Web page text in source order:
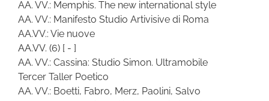
AA. VV.: Memphis. The new international style
AA. VV.: Manifesto Studio Artivisive di Roma
AA.VV.: Vie nuove
AA.VV. (6) [ - ]
AA. VV.: Cassina: Studio Simon. Ultramobile
Tercer Taller Poetico
AA. VV.: Boetti, Fabro, Merz, Paolini, Salvo